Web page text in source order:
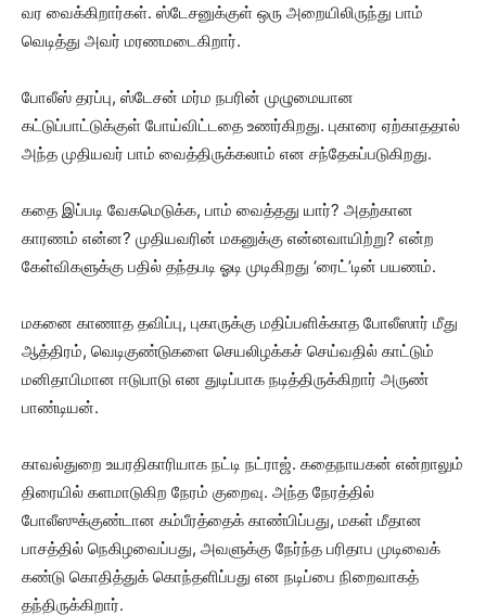
வர வைக்கிறார்கள். ஸ்டேசனுக்குள் ஒரு அறையிலிருந்து பாம்
வெடித்து அவர் மரணமடைகிறார்.
போலீஸ் தரப்பு, ஸ்டேசன் மர்ம நபரின் முழுமையான
கட்டுப்பாட்டுக்குள் போய்விட்டதை உணர்கிறது. புகாரை ஏற்காததால்
அந்த முதியவர் பாம் வைத்திருக்கலாம் என சந்தேகப்படுகிறது.
கதை இப்படி வேகமெடுக்க, பாம் வைத்தது யார்? அதற்கான
காரணம் என்ன? முதியவரின் மகனுக்கு என்னவாயிற்று? என்ற
கேள்விகளுக்கு பதில் தந்தபடி ஓடி முடிகிறது ‘ரைட்’டின் பயணம்.
மகனை காணாத தவிப்பு, புகாருக்கு மதிப்பளிக்காத போலீஸார் மீது
ஆத்திரம், வெடிகுண்டுகளை செயலிழக்கச் செய்வதில் காட்டும்
மனிதாபிமான ஈடுபாடு என துடிப்பாக நடித்திருக்கிறார் அருண்
பாண்டியன்.
காவல்துறை உயரதிகாரியாக நட்டி நட்ராஜ். கதைநாயகன் என்றாலும்
திரையில் களமாடுகிற நேரம் குறைவு. அந்த நேரத்தில்
போலீஸுக்குண்டான கம்பீரத்தைக் காண்பிப்பது, மகள் மீதான
பாசத்தில் நெகிழவைப்பது, அவளுக்கு நேர்ந்த பரிதாப முடிவைக்
கண்டு கொதித்துக் கொந்தளிப்பது என நடிப்பை நிறைவாகத்
தந்திருக்கிறார்.